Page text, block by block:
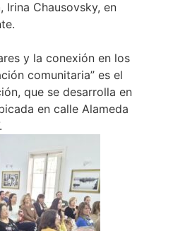
Irina Chausovsky, en
y la conexión en los
comunitaria” es el
que se desarrolla en
en calle Alameda